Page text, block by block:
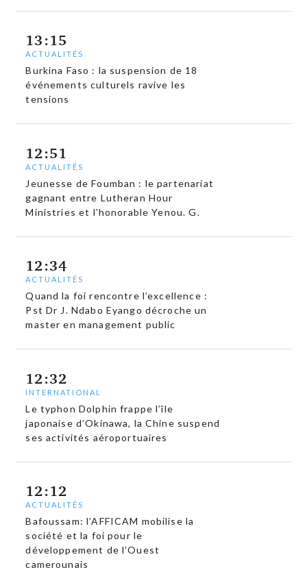
13:15
ACTUALITÉS
Burkina Faso : la suspension de 18
événements culturels ravive les
tensions
12:51
ACTUALITÉS
Jeunesse de Foumban : le partenariat
gagnant entre Lutheran Hour
Ministries et l’honorable Yenou. G.
12:34
ACTUALITÉS
Quand la foi rencontre l’excellence :
Pst Dr J. Ndabo Eyango décroche un
master en management public
12:32
INTERNATIONAL
Le typhon Dolphin frappe l’île
japonaise d’Okinawa, la Chine suspend
ses activités aéroportuaires
12:12
ACTUALITÉS
Bafoussam: l’AFFICAM mobilise la
société et la foi pour le
développement de l’Ouest
camerounais